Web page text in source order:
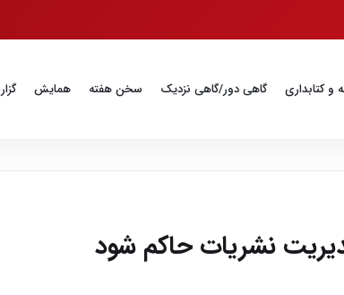
و کتابداری گاهی دور/گاهی نزدیک سخن هفته همایش
نشریات حاکم شود